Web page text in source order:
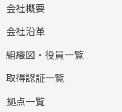
会社概要
会社沿革
組織図・役員一覧
取得認証一覧
拠点一覧